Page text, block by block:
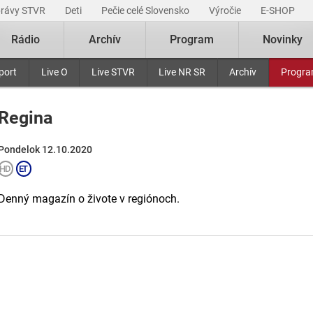
STVR Deti Pečie celé Slovensko Výročie E-SHOP
Live O Live STVR Live NR SR Archív
Rádio Archív Program Novinky
12.10.2020
magazín o živote v regiónoch.